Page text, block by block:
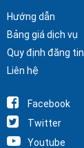
Hướng dẫn
Bảng giá dịch vụ
Quy định đăng tin
Liên hệ
Facebook
Twitter
Youtube